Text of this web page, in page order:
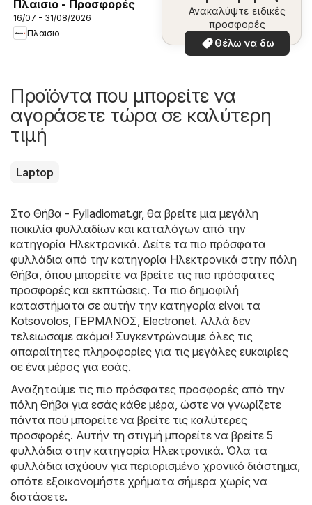
Πλαισιο - Προσφορές
16/07 - 31/08/2026
Πλαισιο
Ανακαλύψτε ειδικές
προσφορές
Θέλω να δω
Προϊόντα που μπορείτε να
αγοράσετε τώρα σε καλύτερη
τιμή
Laptop
Στο Θήβα - Fylladiomat.gr, θα βρείτε μια μεγάλη
ποικιλία φυλλαδίων και καταλόγων από την
κατηγορία Hλεκτρονικά. Δείτε τα πιο πρόσφατα
φυλλάδια από την κατηγορία Hλεκτρονικά στην πόλη
Θήβα, όπου μπορείτε να βρείτε τις πιο πρόσφατες
προσφορές και εκπτώσεις. Τα πιο δημοφιλή
καταστήματα σε αυτήν την κατηγορία είναι τα
Kotsovolos, ΓΕΡΜΑΝΟΣ, Electronet. Αλλά δεν
τελειωσαμε ακόμα! Συγκεντρώνουμε όλες τις
απαραίτητες πληροφορίες για τις μεγάλες ευκαιρίες
σε ένα μέρος για εσάς.
Αναζητούμε τις πιο πρόσφατες προσφορές από την
πόλη Θήβα για εσάς κάθε μέρα, ώστε να γνωρίζετε
πάντα πού μπορείτε να βρείτε τις καλύτερες
προσφορές. Αυτήν τη στιγμή μπορείτε να βρείτε 5
φυλλάδια στην κατηγορία Hλεκτρονικά. Όλα τα
φυλλάδια ισχύουν για περιορισμένο χρονικό διάστημα,
οπότε εξοικονομήστε χρήματα σήμερα χωρίς να
διστάσετε.